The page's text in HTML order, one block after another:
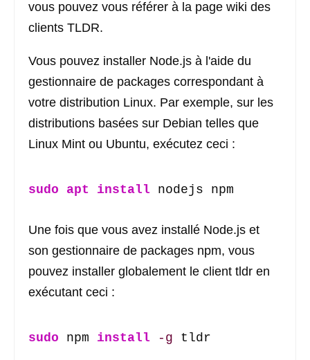
vous pouvez vous référer à la page wiki des
clients TLDR.
Vous pouvez installer Node.js à l'aide du
gestionnaire de packages correspondant à
votre distribution Linux. Par exemple, sur les
distributions basées sur Debian telles que
Linux Mint ou Ubuntu, exécutez ceci :
sudo apt install nodejs npm
Une fois que vous avez installé Node.js et
son gestionnaire de packages npm, vous
pouvez installer globalement le client tldr en
exécutant ceci :
sudo npm install -g tldr